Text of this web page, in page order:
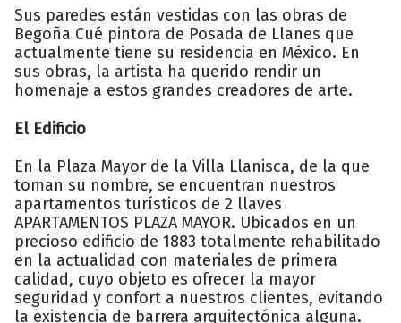
Sus paredes están vestidas con las obras de
Begoña Cué pintora de Posada de Llanes que
actualmente tiene su residencia en México. En
sus obras, la artista ha querido rendir un
homenaje a estos grandes creadores de arte.
El Edificio
En la Plaza Mayor de la Villa Llanisca, de la que
toman su nombre, se encuentran nuestros
apartamentos turísticos de 2 llaves
APARTAMENTOS PLAZA MAYOR. Ubicados en un
precioso edificio de 1883 totalmente rehabilitado
en la actualidad con materiales de primera
calidad, cuyo objeto es ofrecer la mayor
seguridad y confort a nuestros clientes, evitando
la existencia de barrera arquitectónica alguna.